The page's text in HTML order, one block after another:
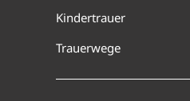
Kindertrauer
Trauerwege